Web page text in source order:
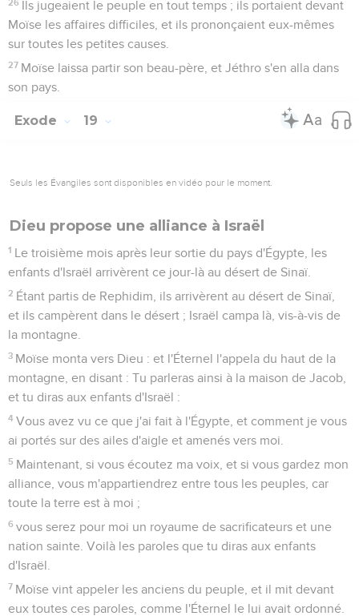
26 Ils jugeaient le peuple en tout temps ; ils portaient devant
Moïse les affaires difficiles, et ils prononçaient eux-mêmes
sur toutes les petites causes.
27 Moïse laissa partir son beau-père, et Jéthro s'en alla dans
son pays.
Exode 19
Seuls les Évangiles sont disponibles en vidéo pour le moment.
Dieu propose une alliance à Israël
1 Le troisième mois après leur sortie du pays d'Égypte, les
enfants d'Israël arrivèrent ce jour-là au désert de Sinaï.
2 Étant partis de Rephidim, ils arrivèrent au désert de Sinaï,
et ils campèrent dans le désert ; Israël campa là, vis-à-vis de
la montagne.
3 Moïse monta vers Dieu : et l'Éternel l'appela du haut de la
montagne, en disant : Tu parleras ainsi à la maison de Jacob,
et tu diras aux enfants d'Israël :
4 Vous avez vu ce que j'ai fait à l'Égypte, et comment je vous
ai portés sur des ailes d'aigle et amenés vers moi.
5 Maintenant, si vous écoutez ma voix, et si vous gardez mon
alliance, vous m'appartiendrez entre tous les peuples, car
toute la terre est à moi ;
6 vous serez pour moi un royaume de sacrificateurs et une
nation sainte. Voilà les paroles que tu diras aux enfants
d'Israël.
7 Moïse vint appeler les anciens du peuple, et il mit devant
eux toutes ces paroles, comme l'Éternel le lui avait ordonné.